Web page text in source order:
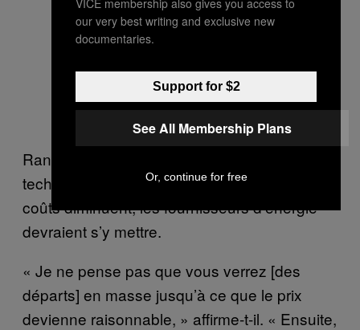
Randy Wheeless a ajouté que si cette
technologie fait preuve de fiabilité et que les
coûts diminuent, les fournisseurs d’énergie
devraient s’y mettre.
« Je ne pense pas que vous verrez [des
départs] en masse jusqu’à ce que le prix
devienne raisonnable, » affirme-t-il. « Ensuite,
our very best writing and exclusive new
documentaries.
Support for $2
See All Membership Plans
Or, continue for free